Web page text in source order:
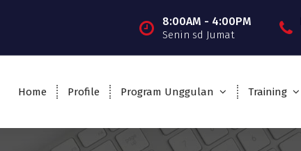
8:00AM - 4:00PM
Senin sd Jumat
Home Profile Program Unggulan Training